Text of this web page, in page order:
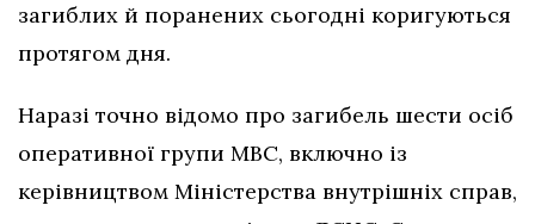
загиблих й поранених сьогодні коригуються
протягом дня.
Наразі точно відомо про загибель шести осіб
оперативної групи МВС, включно із
керівництвом Міністерства внутрішніх справ,